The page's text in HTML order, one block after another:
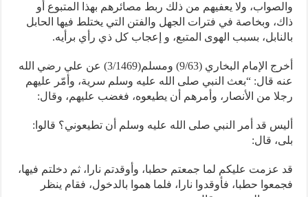
والصواب، ولا يعفيهم من ذلك ربط مصائرهم بهذا المتبوع أو
ذاك، وبخاصة في فترات الجهل والفتن التي يختلط فيها الحابل
بالنابل، بسبب الهوى المتبع، و إعجاب كل ذي رأي برأيه.
أخرج الإمام البخاري (9/63) ومسلم(3/1469) عن علي رضي الله
عنه قال: “بعث النبي صلى الله عليه وسلم سرية، وأمّر عليهم
رجلا من الأنصار، وأمرهم أن يطيعوه، فغضب عليهم، وقال:
أليس قد أمر النبي صلى الله عليه وسلم أن تطيعوني؟ قالوا:
بلى، قال:
قد عزمت عليكم لما جمعتم حطبا، وأوقدتم نارا، ثم دخلتم فيها،
فجمعوا حطبا، فأوقدوا نارا، فلما هموا بالدخول، فقام ينظر